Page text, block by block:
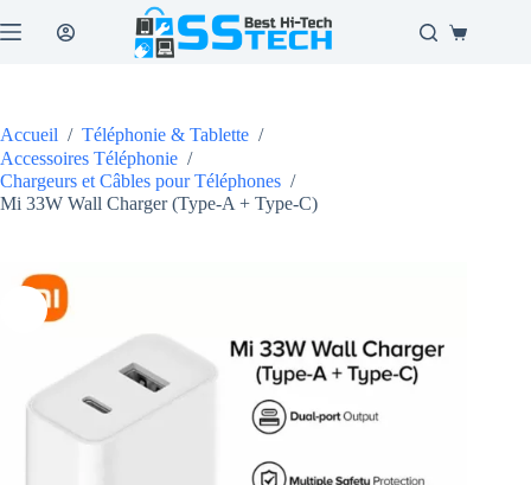
au
Panier
Accueil / Téléphonie & Tablette /
Accessoires Téléphonie /
Chargeurs et Câbles pour Téléphones /
Mi 33W Wall Charger (Type-A + Type-C)